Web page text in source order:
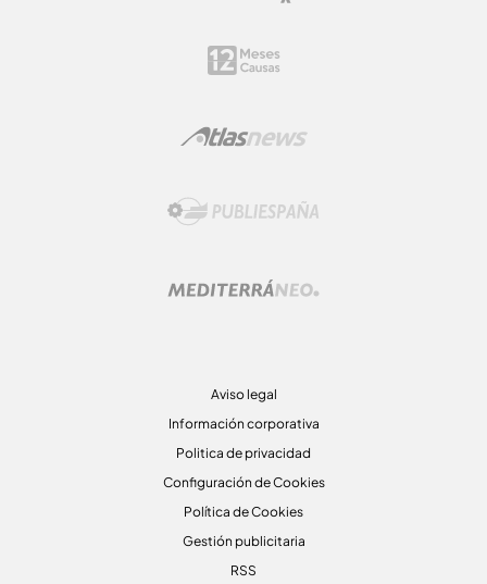
Aviso legal
Información corporativa
Politica de privacidad
Configuración de Cookies
Política de Cookies
Gestión publicitaria
RSS